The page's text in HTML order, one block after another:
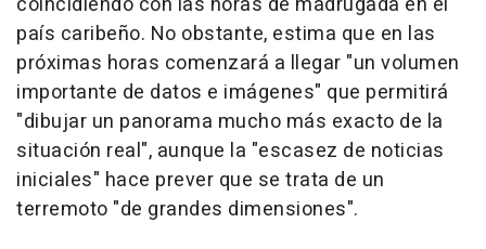
país caribeño. No obstante, estima que en las
próximas horas comenzará a llegar "un volumen
importante de datos e imágenes" que permitirá
"dibujar un panorama mucho más exacto de la
situación real", aunque la "escasez de noticias
iniciales" hace prever que se trata de un
terremoto "de grandes dimensiones".